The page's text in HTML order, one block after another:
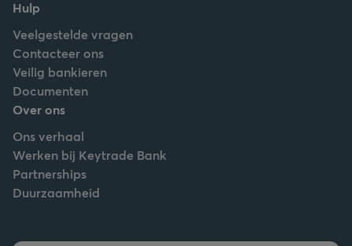
Hulp
Veelgestelde vragen
Contacteer ons
Veilig bankieren
Documenten
Over ons
Ons verhaal
Werken bij Keytrade Bank
Partnerships
Duurzaamheid